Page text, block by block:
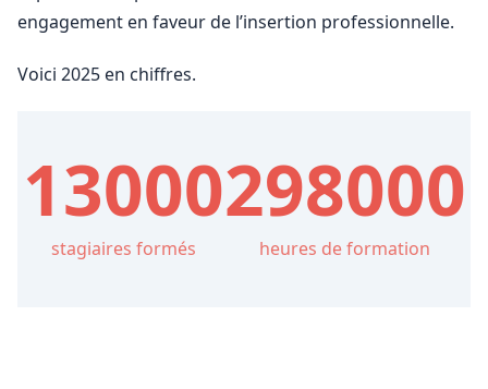
engagement en faveur de l’insertion professionnelle.
Voici 2025 en chiffres.
13000
stagiaires formés
298000
heures de formation